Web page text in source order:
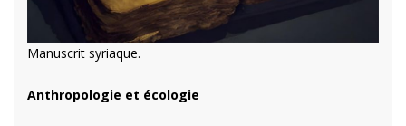
Manuscrit syriaque.
Anthropologie et écologie